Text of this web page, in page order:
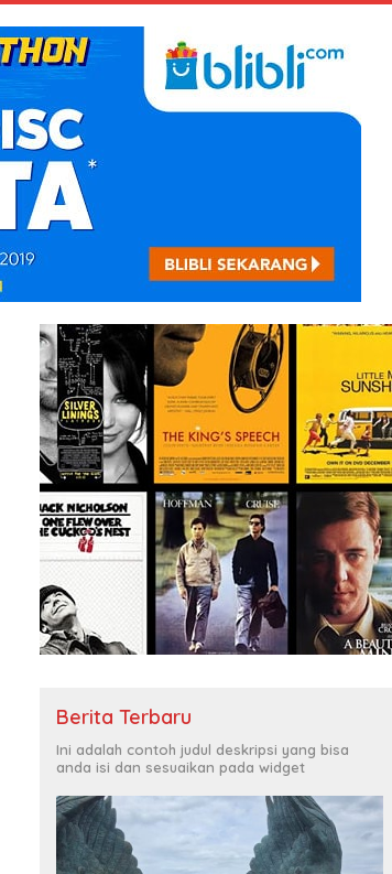
Berita Terbaru
Ini adalah contoh judul deskripsi yang bisa
anda isi dan sesuaikan pada widget